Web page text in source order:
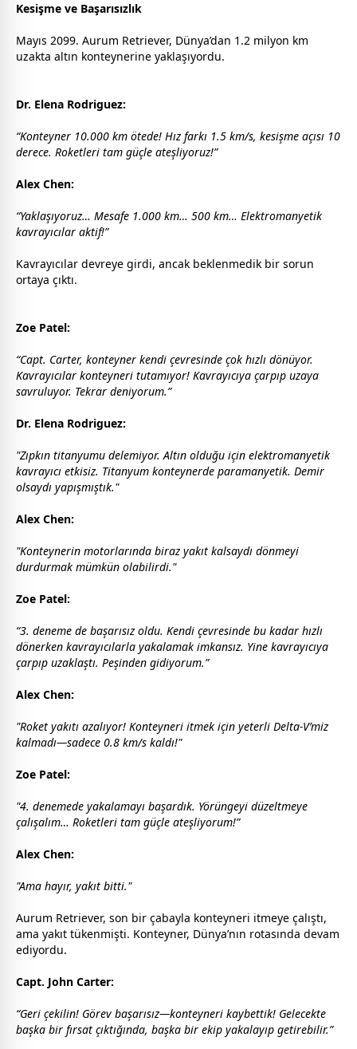
Kesişme ve Başarısızlık
Mayıs 2099. Aurum Retriever, Dünya’dan 1.2 milyon km
uzakta altın konteynerine yaklaşıyordu.
Dr. Elena Rodriguez:
“Konteyner 10.000 km ötede! Hız farkı 1.5 km/s, kesişme açısı 10
derece. Roketleri tam güçle ateşliyoruz!”
Alex Chen:
“Yaklaşıyoruz… Mesafe 1.000 km… 500 km… Elektromanyetik
kavrayıcılar aktif!”
Kavrayıcılar devreye girdi, ancak beklenmedik bir sorun
ortaya çıktı.
Zoe Patel:
“Capt. Carter, konteyner kendi çevresinde çok hızlı dönüyor.
Kavrayıcılar konteyneri tutamıyor! Kavrayıcıya çarpıp uzaya
savruluyor. Tekrar deniyorum.”
Dr. Elena Rodriguez:
"Zıpkın titanyumu delemiyor. Altın olduğu için elektromanyetik
kavrayıcı etkisiz. Titanyum konteynerde paramanyetik. Demir
olsaydı yapışmıştık."
Alex Chen:
"Konteynerin motorlarında biraz yakıt kalsaydı dönmeyi
durdurmak mümkün olabilirdi."
Zoe Patel:
“3. deneme de başarısız oldu. Kendi çevresinde bu kadar hızlı
dönerken kavrayıcılarla yakalamak imkansız. Yine kavrayıcıya
çarpıp uzaklaştı. Peşinden gidiyorum.”
Alex Chen:
"Roket yakıtı azalıyor! Konteyneri itmek için yeterli Delta-V’miz
kalmadı—sadece 0.8 km/s kaldı!"
Zoe Patel:
"4. denemede yakalamayı başardık. Yörüngeyi düzeltmeye
çalışalım… Roketleri tam güçle ateşliyorum!”
Alex Chen:
"Ama hayır, yakıt bitti."
Aurum Retriever, son bir çabayla konteyneri itmeye çalıştı,
ama yakıt tükenmişti. Konteyner, Dünya’nın rotasında devam
ediyordu.
Capt. John Carter:
“Geri çekilin! Görev başarısız—konteyneri kaybettik! Gelecekte
başka bir fırsat çıktığında, başka bir ekip yakalayıp getirebilir.”